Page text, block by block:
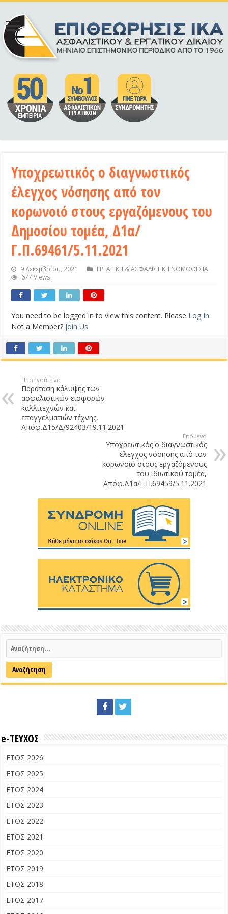
Υποχρεωτικός ο διαγνωστικός
έλεγχος νόσησης από τον
κορωνοιό στους εργαζόμενους του
Δημοσίου τομέα, Δ1α/
Γ.Π.69461/5.11.2021
9 Δεκεμβρίου, 2021
ΕΡΓΑΤΙΚΗ & ΑΣΦΑΛΙΣΤΙΚΗ ΝΟΜΟΘΕΣΙΑ
677 Views
You need to be logged in to view this content. Please Log In.
Not a Member? Join Us
Προηγούμενο
Παράταση κάλυψης των
ασφαλιστικών εισφορών
καλλιτεχνών και
επαγγελματιών τέχνης,
Απόφ.Δ15/Δ/92403/19.11.2021
Επόμενο
Υποχρεωτικός ο διαγνωστικός
έλεγχος νόσησης από τον
κορωνοιό στους εργαζόμενους
του ιδιωτικού τομέα,
Απόφ.Δ1α/Γ.Π.69459/5.11.2021
e-ΤΕΥΧΟΣ
ΕΤΟΣ 2026
ΕΤΟΣ 2025
ΕΤΟΣ 2024
ΕΤΟΣ 2023
ΕΤΟΣ 2022
ΕΤΟΣ 2021
ΕΤΟΣ 2020
ΕΤΟΣ 2019
ΕΤΟΣ 2018
ΕΤΟΣ 2017